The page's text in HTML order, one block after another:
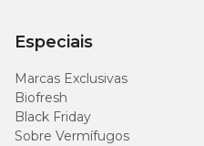
Zinco Orgânico (mín.)
Energia Metabolizável (mín.)
Especiais
Marcas Exclusivas
Biofresh
Black Friday
Sobre Vermífugos